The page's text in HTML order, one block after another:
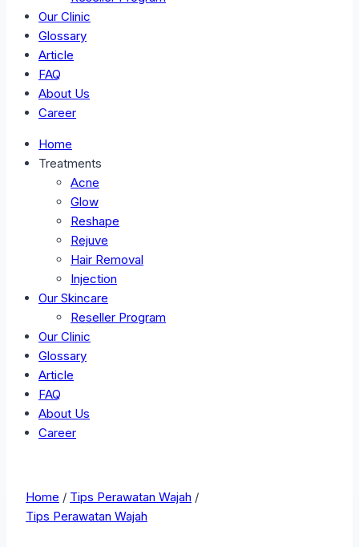
Our Clinic
Glossary
Article
FAQ
About Us
Career
Home
Treatments
Acne
Glow
Reshape
Rejuve
Hair Removal
Injection
Our Skincare
Reseller Program
Our Clinic
Glossary
Article
FAQ
About Us
Career
Home / Tips Perawatan Wajah /
Tips Perawatan Wajah